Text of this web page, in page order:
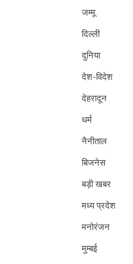
जम्मू
दिल्ली
दुनिया
देश-विदेश
देहरादून
धर्म
नैनीताल
बिजनेस
बड़ी खबर
मध्य प्रदेश
मनोरंजन
मुम्बई